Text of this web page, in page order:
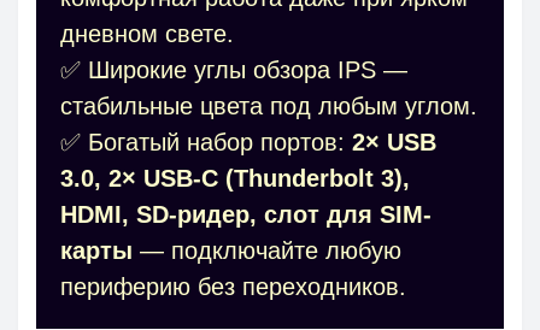
дневном свете.
✅ Широкие углы обзора IPS —
стабильные цвета под любым углом.
✅ Богатый набор портов: 2× USB
3.0, 2× USB-C (Thunderbolt 3),
HDMI, SD-ридер, слот для SIM-
карты — подключайте любую
периферию без переходников.